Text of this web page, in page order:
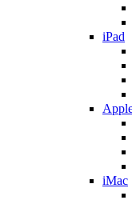
iPad
iMac